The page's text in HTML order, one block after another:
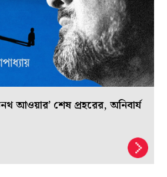
আওয়ার’ শেষ প্রহরের, অনিবার্য